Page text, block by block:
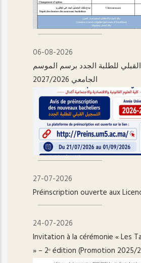
06-08-2026
للطلبة الجدد برسم الموسم
الجامعي 2027/2026
27-07-2026
Préinscription ouverte aux
24-07-2026
Invitation à la cérémonie « Les
» – 2ᵉ édition (Promotion 2025/